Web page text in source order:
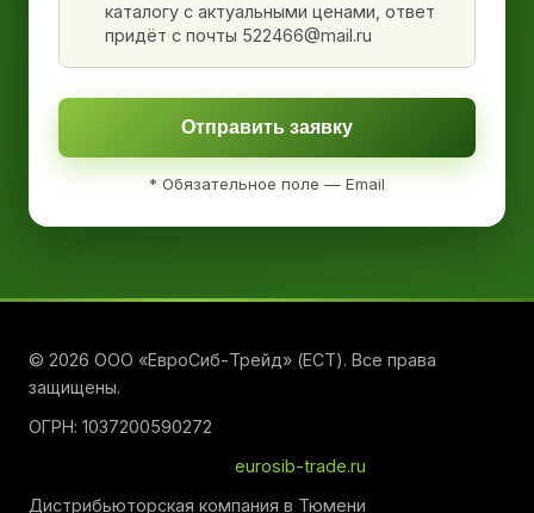
каталогу с актуальными ценами, ответ
придёт с почты 522466@mail.ru
Отправить заявку
* Обязательное поле — Email
© 2026 ООО «ЕвроСиб-Трейд» (ЕСТ). Все права
защищены.
ОГРН: 1037200590272
eurosib-trade.ru
Дистрибьюторская компания в Тюмени